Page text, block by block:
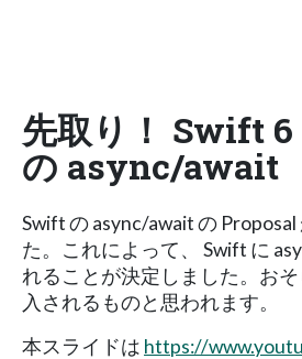
先取り！ Swift 6
の async/await
Swift の async/await の
た。これによって、 Swift に
れることが決定しました。お
入されるものと思われます。
本スライドは https://